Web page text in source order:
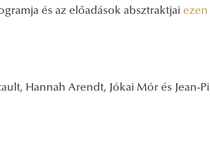
és az előadások absztraktjai ezen
Hannah Arendt, Jókai Mór és Jean-